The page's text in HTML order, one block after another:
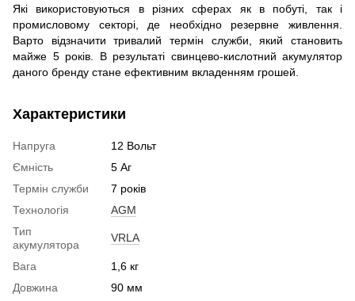
Які використовуються в різних сферах як в побуті, так і
промисловому секторі, де необхідно резервне живлення.
Варто відзначити тривалий термін служби, який становить
майже 5 років. В результаті свинцево-кислотний акумулятор
даного бренду стане ефективним вкладенням грошей.
Характеристики
Напруга
12 Вольт
Ємність
5 Аг
Термін служби
7 років
Технологія
AGM
Тип
акумулятора
VRLA
Вага
1,6 кг
Довжина
90 мм